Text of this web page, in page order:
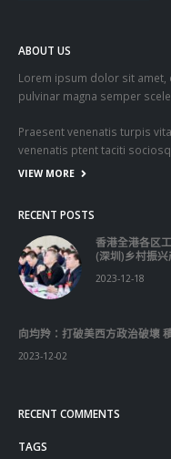
ABOUT US
Lorem ipsum dolor sit amet,
pulvinar magna semper
Praesent venenatis turpis
venenatis ptent taciti
VIEW MORE
RECENT POSTS
香港全港各区
(深圳)乡村振
2023-12-18
向均羚：打破美西方政治破壞
2023-12-02
RECENT COMMENTS
TAGS